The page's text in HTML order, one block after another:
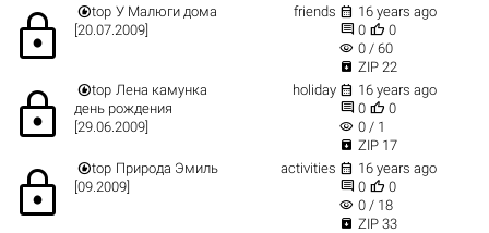
lock top У Малюги дома
[20.07.2009]
friends  16 years ago
 0  0
visibility 0 / 60
 ZIP 22
lock top Лена камунка
день рождения
[29.06.2009]
holiday  16 years ago
 0  0
visibility 0 / 1
 ZIP 17
lock top Природа Эмиль
[09.2009]
activities  16 years ago
 0  0
visibility 0 / 18
 ZIP 33